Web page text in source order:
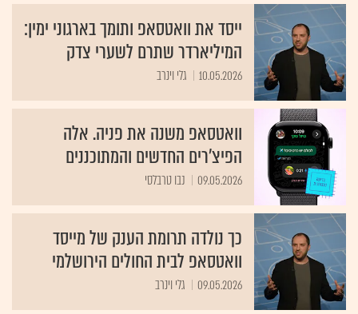
ייסד את וואטסאפ ותומך בארגוני ימין:
המיליארדר שתרם לשערי צדק
10.05.2026 גלי וינרב
וואטסאפ משנה את פניה. אלה
הפיצ'רים החדשים והמתוכננים
09.05.2026 נבו טרבלסי
כך נולדה תרומת הענק של מייסד
וואטסאפ לבית החולים הירושלמי
09.05.2026 גלי וינרב